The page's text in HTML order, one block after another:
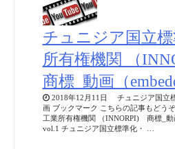
チュニジア国立
所有権機関 （
商標_動画（
2018年12月11日 チュニジア国立
画 ブックマーク こちらの記事もどう
工業所有権機関 （INNORPI) 商標_動
vol.1 チュニジア国立標準化・ …